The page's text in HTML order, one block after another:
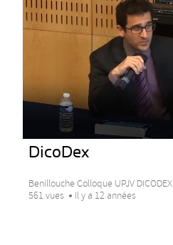
DicoDex
Benillouche Colloque UPJV DICODEX
561 vues
Il y a 12 années